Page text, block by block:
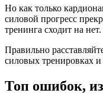
Но как только
силовой прогресс
тренинга сходит на нет.
Правильно
силовых тренировках
Топ ошибок,